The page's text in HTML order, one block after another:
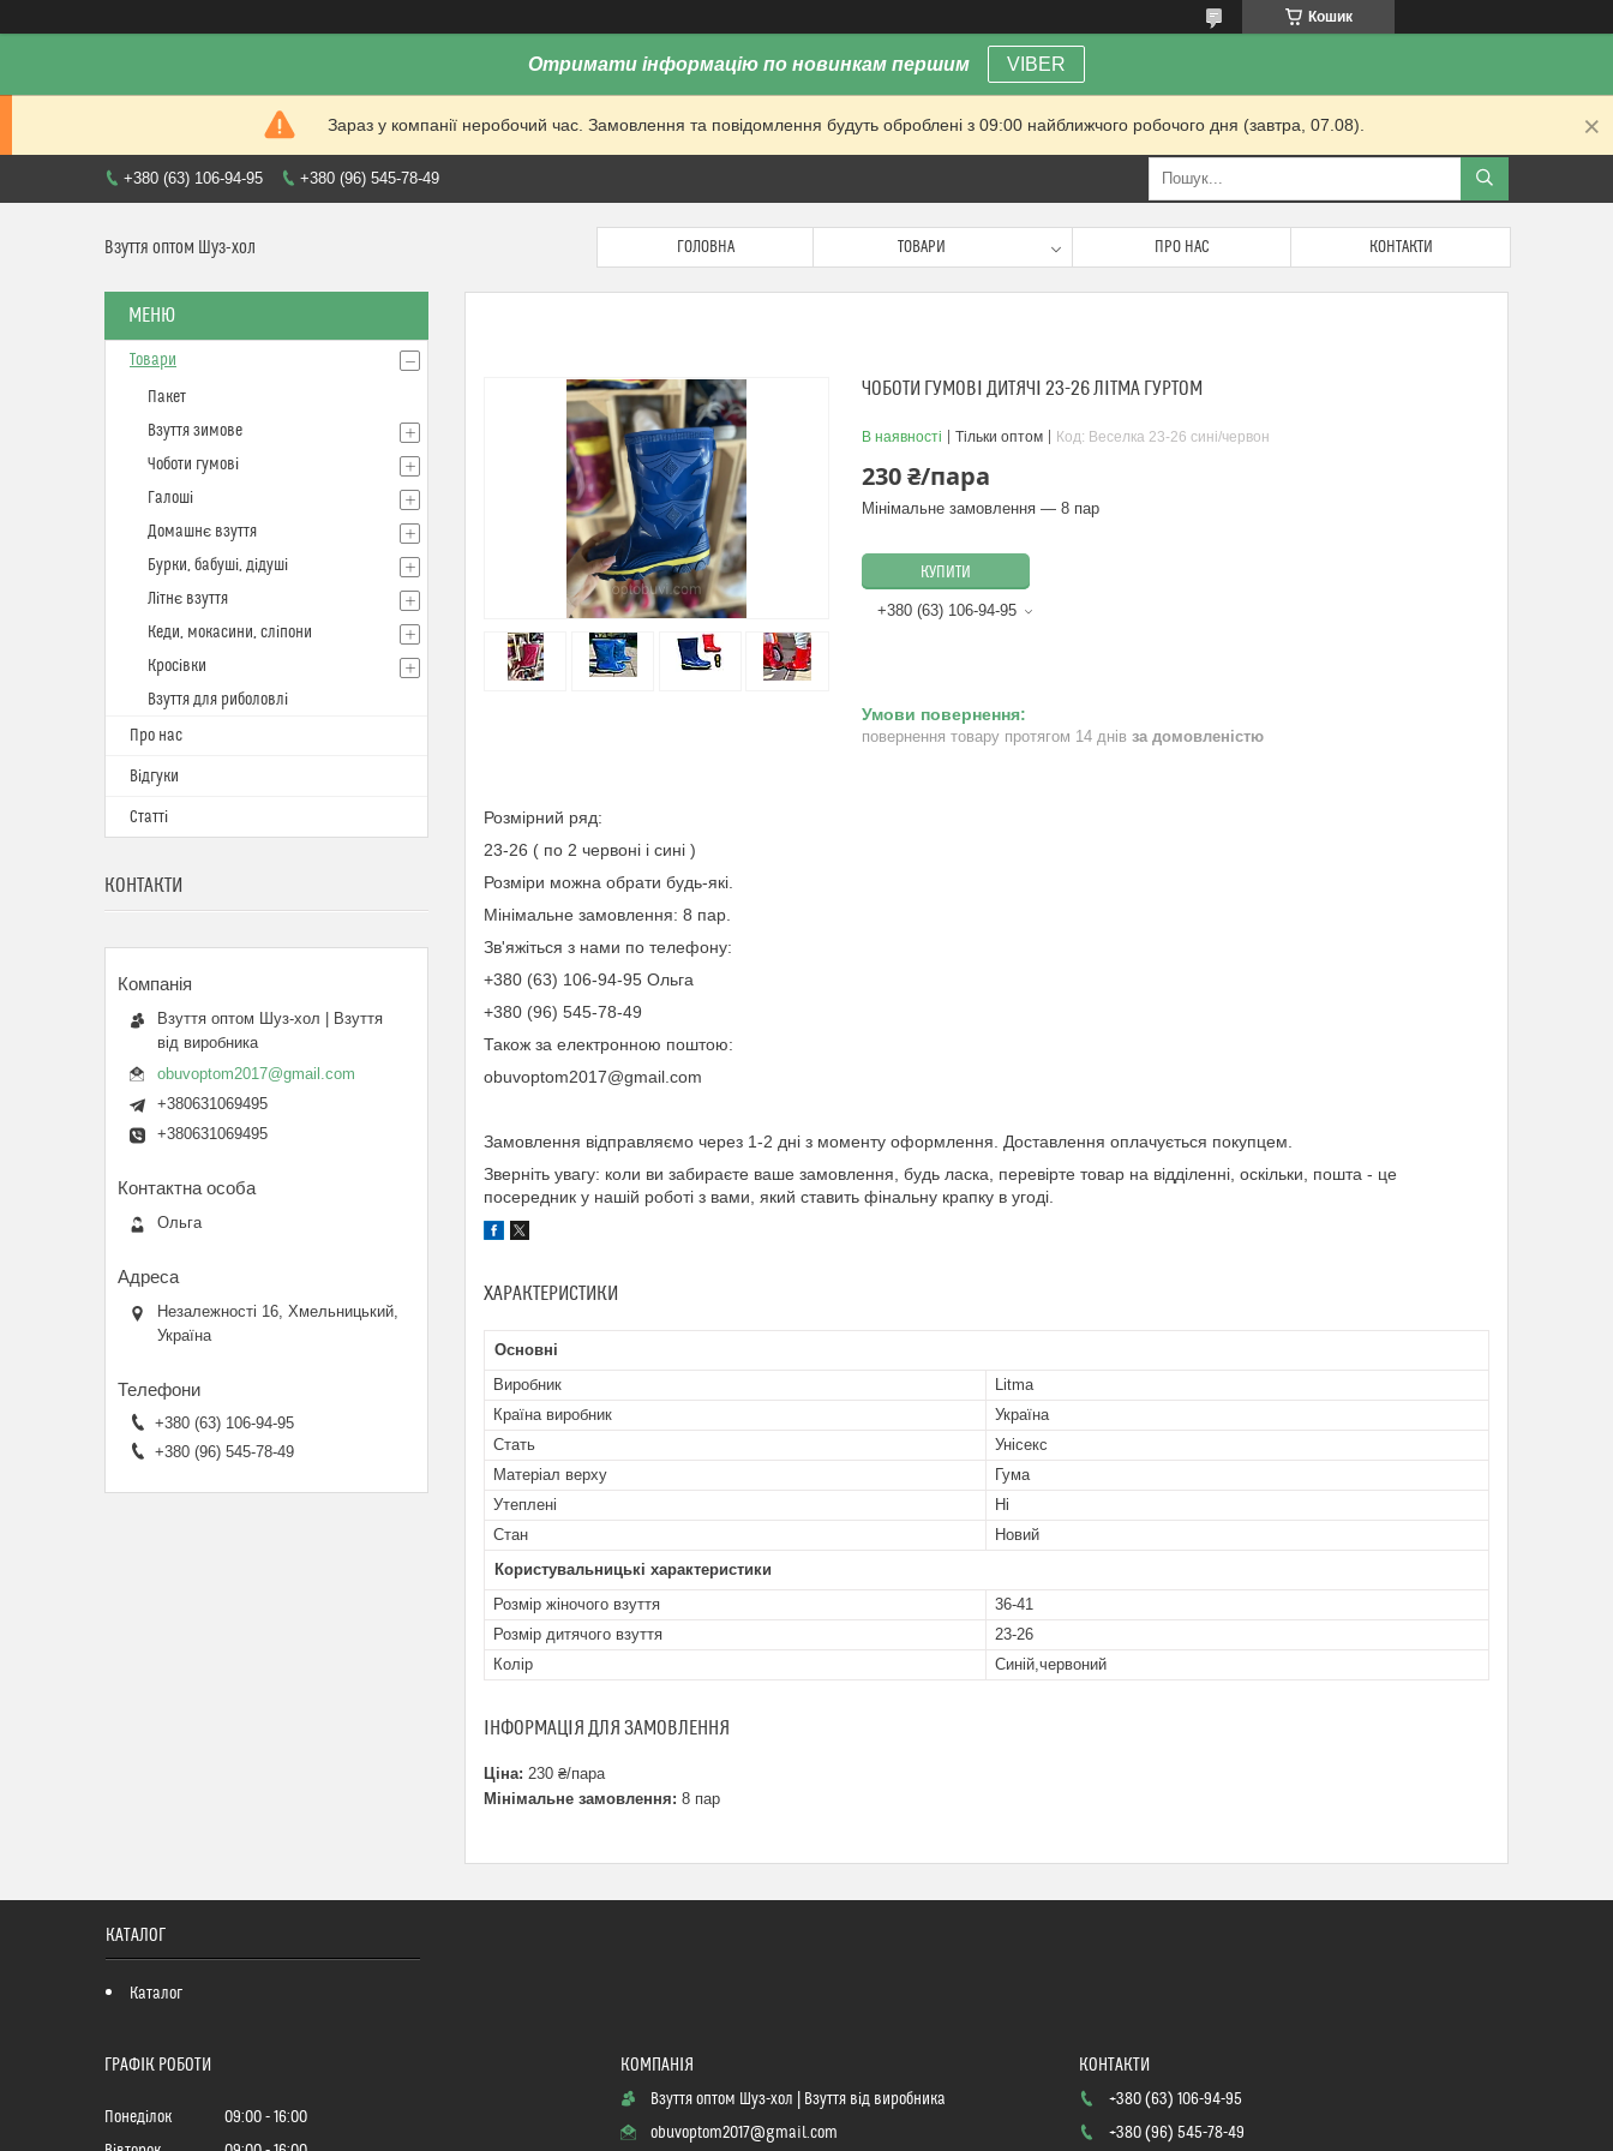
Кошик
Отримати інформацію по новинкам першим VIBER
Зараз у компанії неробочий час. Замовлення та повідомлення будуть оброблені з 09:00 найближчого робочого дня (завтра, 07.08).
+380 (63) 106-94-95 +380 (96) 545-78-49
Взуття оптом Шуз-хол ГОЛОВНА ТОВАРИ ПРО НАС КОНТАКТИ
ЧОБОТИ ГУМОВІ ДИТЯЧІ 23-26 ЛІТМА ГУРТОМ
В наявності Тільки оптом Код: Веселка 23-26 сині/червон
230 ₴/пара
Мінімальне замовлення — 8 пар
КУПИТИ
+380 (63) 106-94-95
повернення товару протягом 14 днів за домовленістю
Розмірний ряд:
23-26 ( по 2 червоні і сині )
Розміри можна обрати будь-які.
Мінімальне замовлення: 8 пар.
Зв'яжіться з нами по телефону:
+380 (63) 106-94-95 Ольга
+380 (96) 545-78-49
Також за електронною поштою:
obuvoptom2017@gmail.com
Замовлення відправляємо через 1-2 дні з моменту оформлення. Доставлення оплачується покупцем.
Зверніть увагу: коли ви забираєте ваше замовлення, будь ласка, перевірте товар на відділенні, оскільки, пошта - це
посередник у нашій роботі з вами, який ставить фінальну крапку в угоді.
ХАРАКТЕРИСТИКИ
Основні
Виробник
Litma
Країна виробник
Україна
Стать
Унісекс
Матеріал верху
Гума
Утеплені
Ні
Стан
Новий
Користувальницькі характеристики
Розмір жіночого взуття
36-41
Розмір дитячого взуття
23-26
Колір
Синій,червоний
ІНФОРМАЦІЯ ДЛЯ ЗАМОВЛЕННЯ
Ціна: 230 ₴/пара
Мінімальне замовлення: 8 пар
Товари
Пакет
Взуття зимове
Чоботи гумові
Галоші
Домашнє взуття
Бурки, бабуші, дідуші
Літнє взуття
Кеди, мокасини, сліпони
Кросівки
Взуття для риболовлі
Про нас
Відгуки
Статті
КОНТАКТИ
Взуття оптом Шуз-хол | Взуття
від виробника
obuvoptom2017@gmail.com
+380631069495
+380631069495
Ольга
Незалежності 16, Хмельницький,
Україна
+380 (63) 106-94-95
+380 (96) 545-78-49
КАТАЛОГ
Каталог
ГРАФІК РОБОТИ
Понеділок 09:00
16:00
Взуття оптом Шуз-хол | Взуття від виробника
obuvoptom2017@gmail.com
+380 (63) 106-94-95
+380 (96) 545-78-49